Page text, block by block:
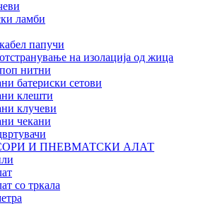
ламби
папучи
на изолација од жица
нитни
батериски сетови
клешти
клучеви
чекани
И ПНЕВМАТСКИ АЛАТ
со тркала